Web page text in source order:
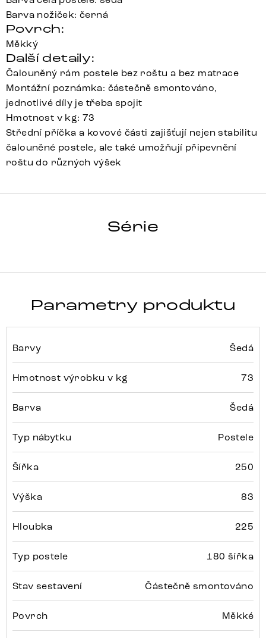
Barva nožiček: černá
Povrch:
Měkký
Další detaily:
Čalouněný rám postele bez roštu a bez matrace
Montážní poznámka: částečně smontováno,
jednotlivé díly je třeba spojit
Hmotnost v kg: 73
Střední příčka a kovové části zajišťují nejen stabilitu
čalouněné postele, ale také umožňují připevnění
roštu do různých výšek
Série
Parametry produktu
Barvy Šedá
Hmotnost výrobku v kg 73
Barva Šedá
Typ nábytku Postele
Šířka 250
Výška 83
Hloubka 225
Typ postele 180 šířka
Stav sestavení Částečně smontováno
Povrch Měkké